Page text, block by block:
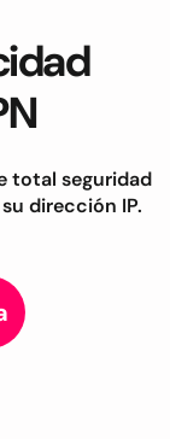
total seguridad
dirección IP.